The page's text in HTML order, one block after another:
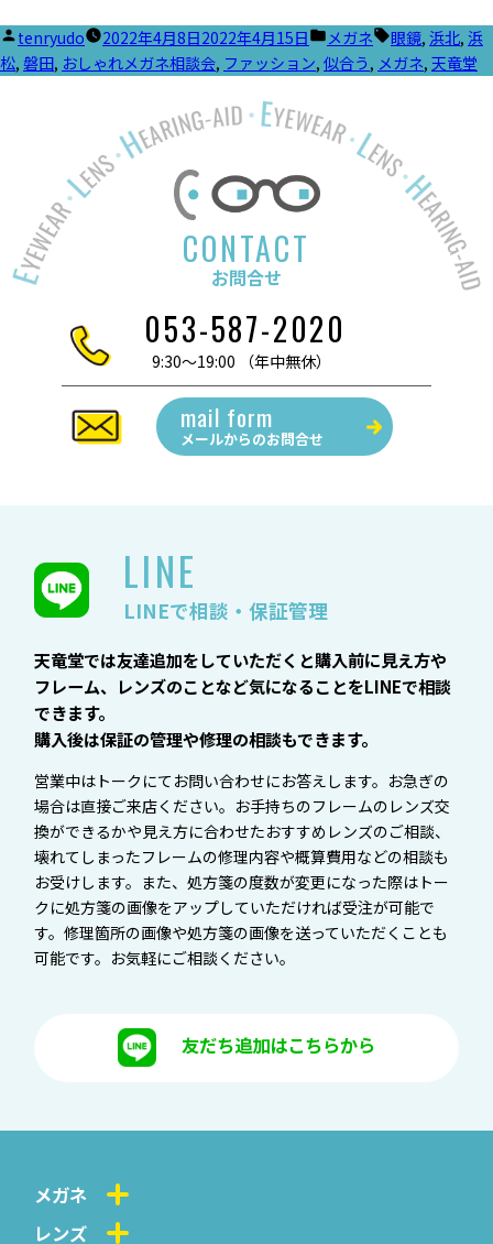
投
稿
tenryudo 2022年4月8日2022年4月15日
カ
テ
ー:
メガネ
タ
グ:
眼鏡, 浜北, 浜
松, 磐田, おしゃれメガネ相談会, ファッション, 似合う , メガネ, 天竜堂
CONTACT
お問合せ
053-587-2020
9:30～19:00 （年中無休）
mail form
メールからのお問合せ
LINE
LINEで相談・保証管理
天竜堂では友達追加をしていただくと購入前に見え方や
フレーム、レンズのことなど気になることをLINEで相談
できます。
購入後は保証の管理や修理の相談もできます。
営業中はトークにてお問い合わせにお答えします。お急ぎの
場合は直接ご来店ください。お手持ちのフレームのレンズ交
換ができるかや見え方に合わせたおすすめレンズのご相談、
壊れてしまったフレームの修理内容や概算費用などの相談も
お受けします。また、処方箋の度数が変更になった際はトー
クに処方箋の画像をアップしていただければ受注が可能で
す。修理箇所の画像や処方箋の画像を送っていただくことも
可能です。お気軽にご相談ください。
友だち追加はこちらから
メガネ
レンズ